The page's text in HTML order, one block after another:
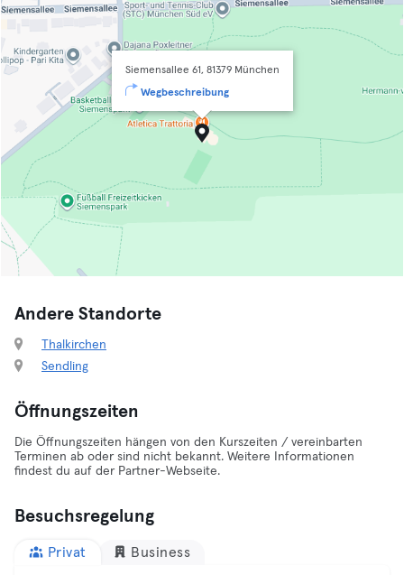
Siemensallee 61, 81379 München
Wegbeschreibung
Andere Standorte
Thalkirchen
Sendling
Öffnungszeiten
Die Öffnungszeiten hängen von den Kurszeiten / vereinbarten
Terminen ab oder sind nicht bekannt. Weitere Informationen
findest du auf der Partner-Webseite.
Besuchsregelung
Privat Business